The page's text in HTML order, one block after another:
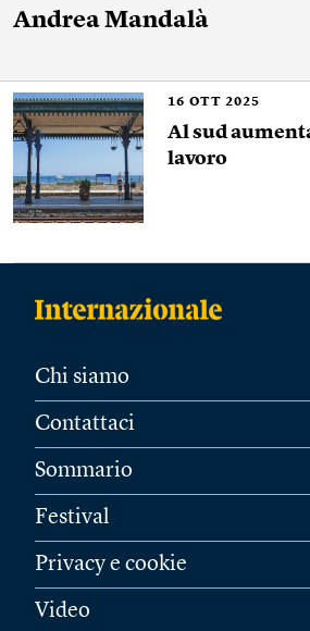
Andrea Mandalà
16 OTT 2025
Al sud
lavoro
Chi siamo
Contattaci
Sommario
Festival
Privacy e cookie
Video